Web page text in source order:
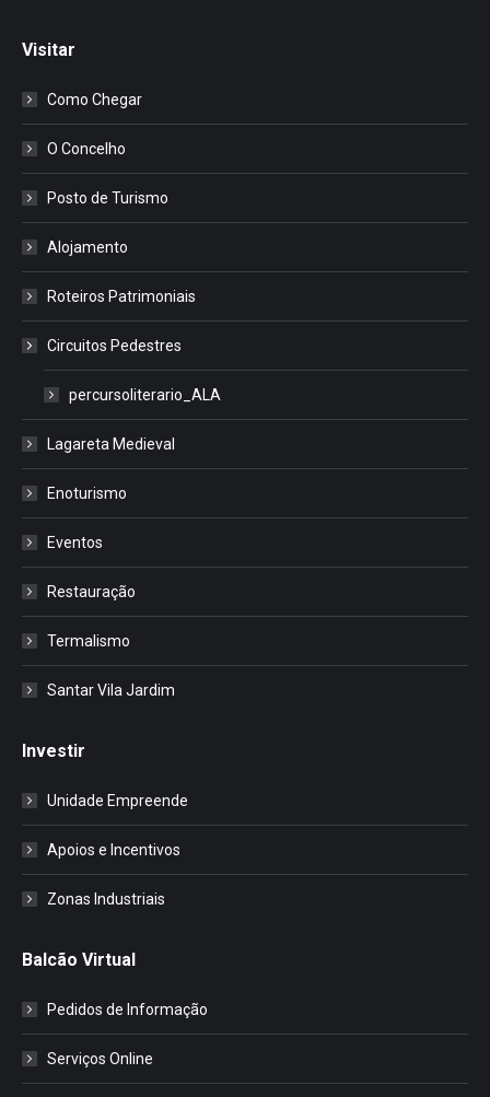
Visitar
Como Chegar
O Concelho
Posto de Turismo
Alojamento
Roteiros Patrimoniais
Circuitos Pedestres
percursoliterario_ALA
Lagareta Medieval
Enoturismo
Eventos
Restauração
Termalismo
Santar Vila Jardim
Investir
Unidade Empreende
Apoios e Incentivos
Zonas Industriais
Balcão Virtual
Pedidos de Informação
Serviços Online